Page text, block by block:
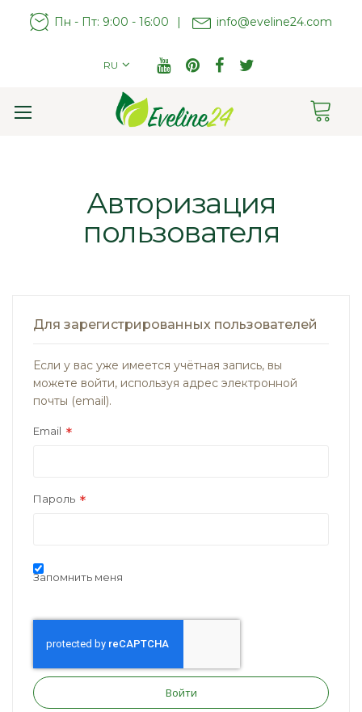
Пн - Пт: 9:00 - 16:00 | info@eveline24.com
RU
Авторизация
пользователя
Для зарегистрированных пользователей
Если у вас уже имеется учётная запись, вы
можете войти, используя адрес электронной
почты (email).
Email
Пароль
Запомнить меня
Войти